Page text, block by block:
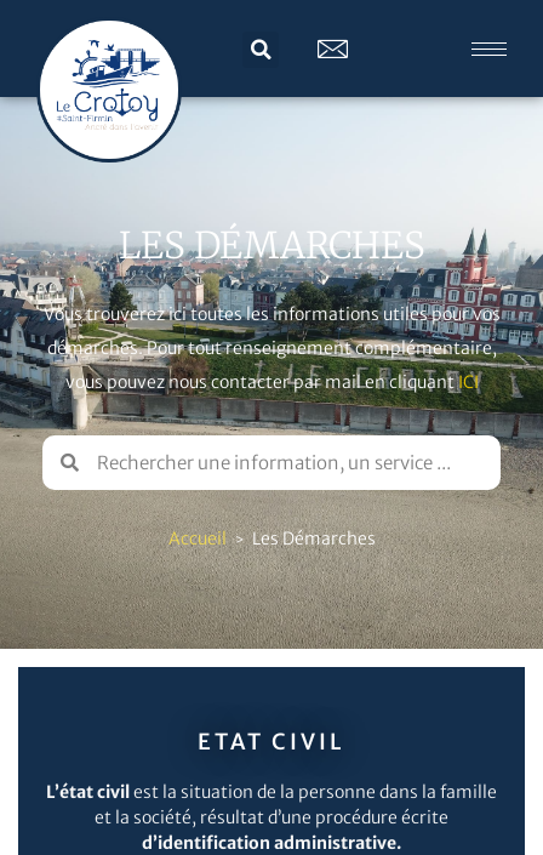
LES DÉMARCHES
Vous trouverez ici toutes les informations utiles pour vos
démarches. Pour tout renseignement complémentaire,
vous pouvez nous contacter par mail en cliquantICI
Accueil > Les Démarches
ETAT CIVIL
L’état civilest la situation de la personne dans la famille
et la société, résultat d’une procédure écrite
d’identification administrative.